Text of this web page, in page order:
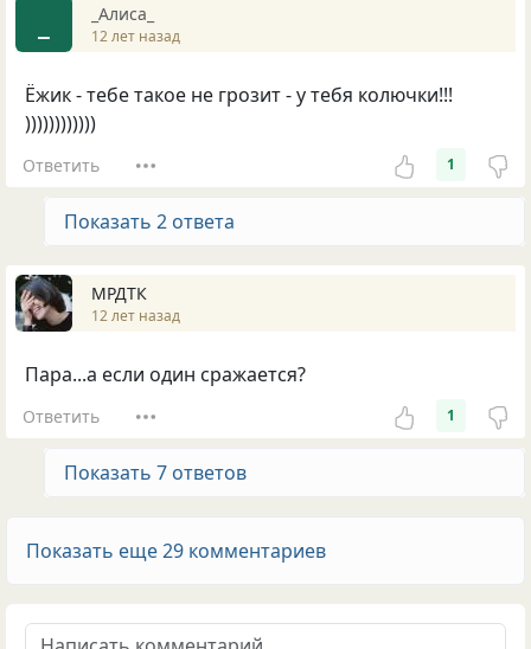
_Алиса_
12 лет назад
Ёжик - тебе такое не грозит - у тебя колючки!!!
))))))))))))
Ответить 1
Показать 2 ответа
МРДТК
12 лет назад
Пара...а если один сражается?
Ответить 1
Показать 7 ответов
Показать еще 29 комментариев